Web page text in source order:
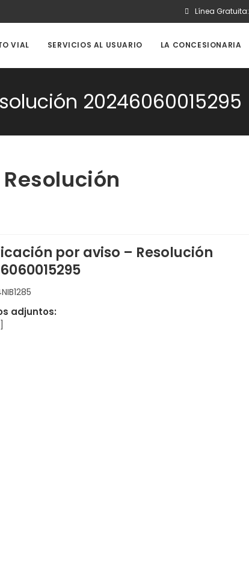
Línea Gratuita:
VIAL SERVICIOS AL USUARIO LA CONCESIONARIA
20246060015295
por aviso – Resolución
adjuntos: